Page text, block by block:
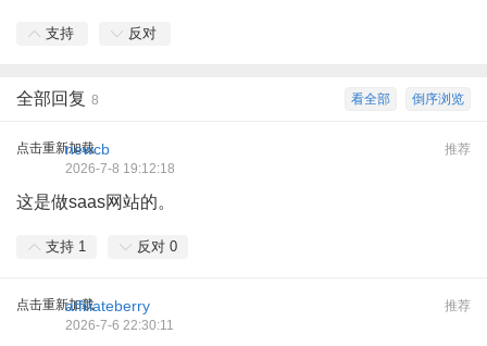
支持 反对
倒序浏览
看全部
全部回复 8
点击重新加载 推荐
newcb
2026-7-8 19:12:18
这是做saas网站的。
支持 1 反对 0
点击重新加载 推荐
affiliateberry
2026-7-6 22:30:11